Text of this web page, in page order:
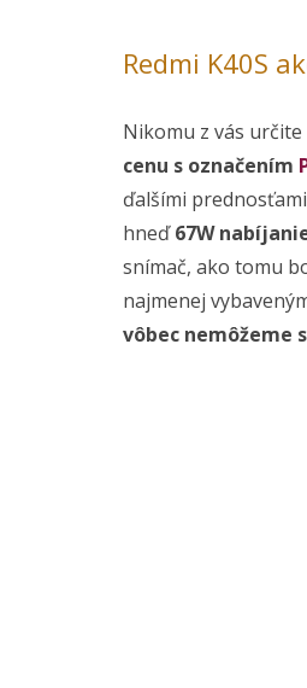
Redmi K40S
Nikomu z vás
cenu s označením
ďalšími
hneď67W
snímač, ako tomu
najmenej
vôbec nemôžeme